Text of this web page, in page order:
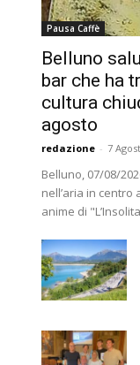
Pausa Caffè
Belluno
bar che ha
cultura
agosto
redazione - 7
Belluno, 07/08/
nell’aria in centro
anime di